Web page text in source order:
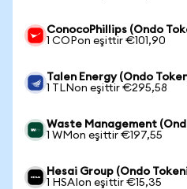
ConocoPhillips (Ondo
1 COPon eşittir €101,90
Talen Energy (Ondo
1 TLNon eşittir €295,58
Waste Management
1 WMon eşittir €197,55
Hesai Group (Ondo
1 HSAIon eşittir €15,35